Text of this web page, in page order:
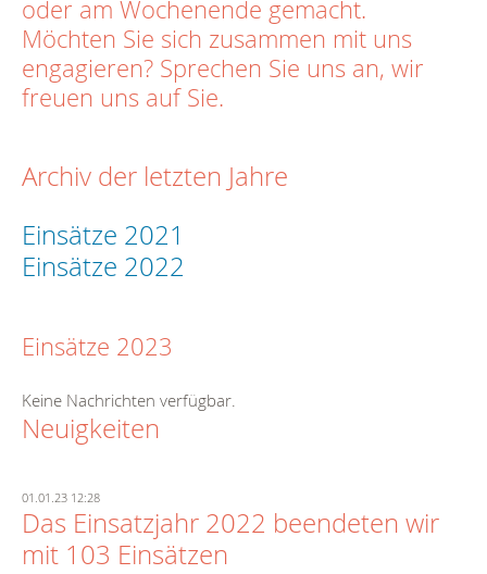
oder am Wochenende gemacht.
Möchten Sie sich zusammen mit uns
engagieren? Sprechen Sie uns an, wir
freuen uns auf Sie.
Archiv der letzten Jahre
Einsätze 2021
Einsätze 2022
Einsätze 2023
Keine Nachrichten verfügbar.
Neuigkeiten
01.01.23 12:28
Das Einsatzjahr 2022 beendeten wir
mit 103 Einsätzen